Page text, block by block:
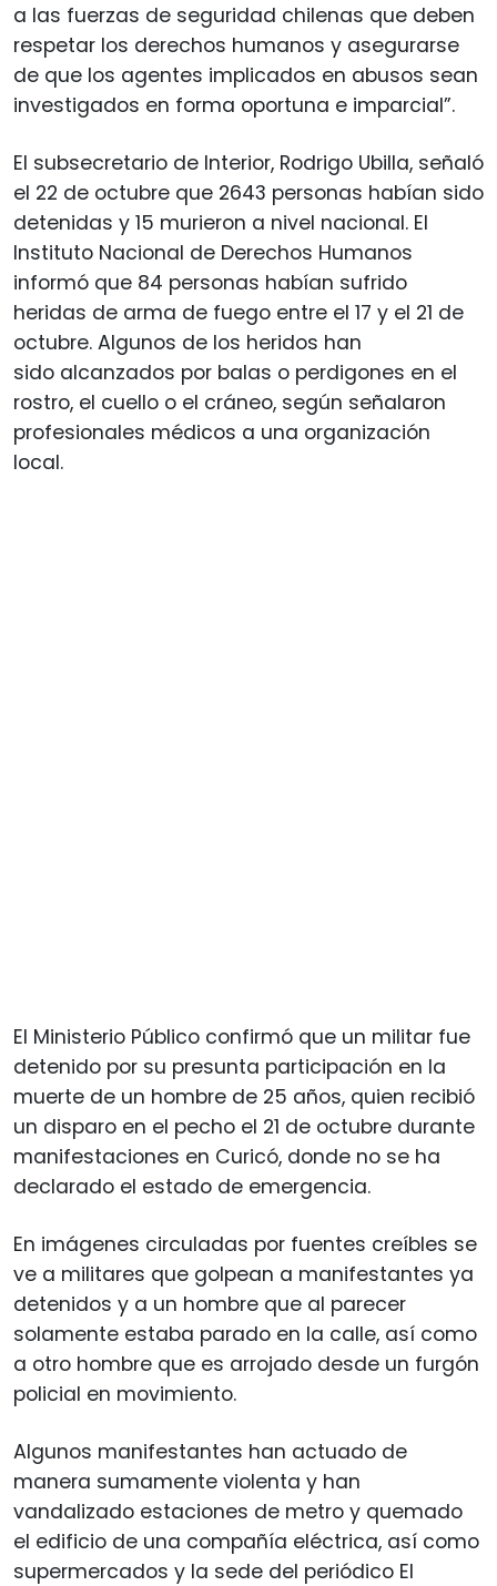
a las fuerzas de seguridad chilenas que deben
respetar los derechos humanos y asegurarse
de que los agentes implicados en abusos sean
investigados en forma oportuna e imparcial”.
El subsecretario de Interior, Rodrigo Ubilla, señaló
el 22 de octubre que 2643 personas habían sido
detenidas y 15 murieron a nivel nacional. El
Instituto Nacional de Derechos Humanos
informó que 84 personas habían sufrido
heridas de arma de fuego entre el 17 y el 21 de
octubre. Algunos de los heridos han
sido alcanzados por balas o perdigones en el
rostro, el cuello o el cráneo, según señalaron
profesionales médicos a una organización
local.
El Ministerio Público confirmó que un militar fue
detenido por su presunta participación en la
muerte de un hombre de 25 años, quien recibió
un disparo en el pecho el 21 de octubre durante
manifestaciones en Curicó, donde no se ha
declarado el estado de emergencia.
En imágenes circuladas por fuentes creíbles se
ve a militares que golpean a manifestantes ya
detenidos y a un hombre que al parecer
solamente estaba parado en la calle, así como
a otro hombre que es arrojado desde un furgón
policial en movimiento.
Algunos manifestantes han actuado de
manera sumamente violenta y han
vandalizado estaciones de metro y quemado
el edificio de una compañía eléctrica, así como
supermercados y la sede del periódico El